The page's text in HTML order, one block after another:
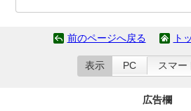
前のページへ戻る ト
表示 PC スマー
広告欄